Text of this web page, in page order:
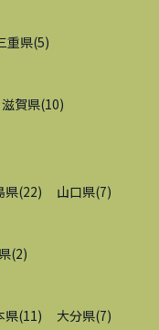
重県(5)
滋賀県(10)
県(22) 山口県(7)
(2)
県(11 ) 大分県(7)